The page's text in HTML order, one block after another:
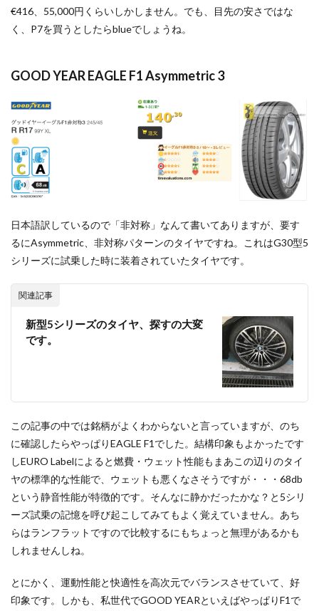
€416、55,000円くらいしかしません。でも、目先の安さではな
く、P7を買うとしたらblueでしょうね。
GOOD YEAR EAGLE F1 Asymmetric 3
日本語訳しているので「非対称」なんて書いてありますが、要す
るにAsymmetric、非対称パターンのタイヤですね。これはG30型5
シリーズに試乗した時に装着されていたタイヤです。
関連記事
新型5シリーズのタイヤ、探すの大変
です。
この記事の中では銘柄がよくわからないと言っていますが、のち
に確認したらやっぱりEAGLE F1でした。結構印象もよかったです
しEURO Labelによると燃費・ウェット性能もまあこの辺りのタイ
ヤの標準的な性能で、ウェットも悪くなさそうですが・・・68db
という静音性能が特徴的です。そんなに静かだったかな？と5シリ
ーズ試乗の記憶を呼び起こしてみてもよく覚えていません。あち
らはランフラットですので比較するにもちょっと無理があるかも
しれませんしね。
とにかく、運動性能と快適性を高次元でバランスさせていて、好
印象です。しかも、私世代でGOOD YEARといえばやっぱりF1で